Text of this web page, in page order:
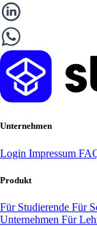
Unternehmen
Login Impressum
Produkt
Für Studierende Für
Unternehmen Für